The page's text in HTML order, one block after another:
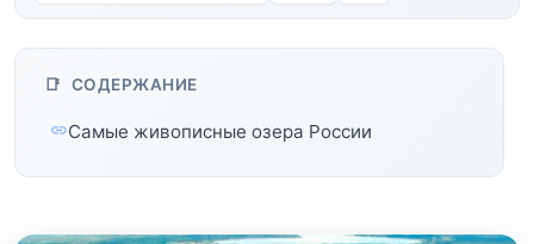
СОДЕРЖАНИЕ
Самые живописные озера России